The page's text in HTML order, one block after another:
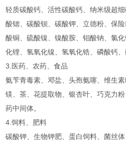
轻质碳酸钙、活性碳酸钙、纳米级超
酸锶、碳酸钡、碳酸钾、立德粉、保
酸铜、硫酸镍、镍酸胺、钼酸钠、氯
化锂、氢氧化镍、氢氧化锆、磷酸钙、
3.医药、农药、食品
氨苄青毒素、邓盐、头孢氨噻、维生
镁、茶、花提取物、银杏叶、巧克力
药中间体。
4.饲料、肥料
碳酸钾、生物钾肥、蛋白饲料、菌丝